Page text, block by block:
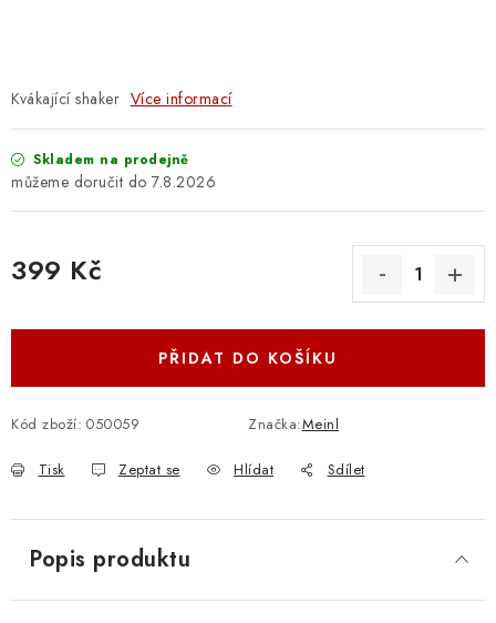
KONTAKTY
O E-SHOPU
OBCHODNÍ PODMÍNKY
ODSTOUPENÍ OD SMLOUVY
ZÁSADY ZPRACOVÁNÍ OSOBNÍCH ÚDAJŮ
KONTAKTY O E-SHOPU
BLOG
OBCHODNÍ PODMÍNKY
ODSTOUPENÍ OD SMLOUVY
Kvákající shaker Více informací
Skladem na prodejně
7.8.2026
399 Kč
PŘIDAT DO KOŠÍKU
Kód zboží: 050059 Značka:Meinl
Tisk Zeptat se Hlídat Sdílet
Popis produktu